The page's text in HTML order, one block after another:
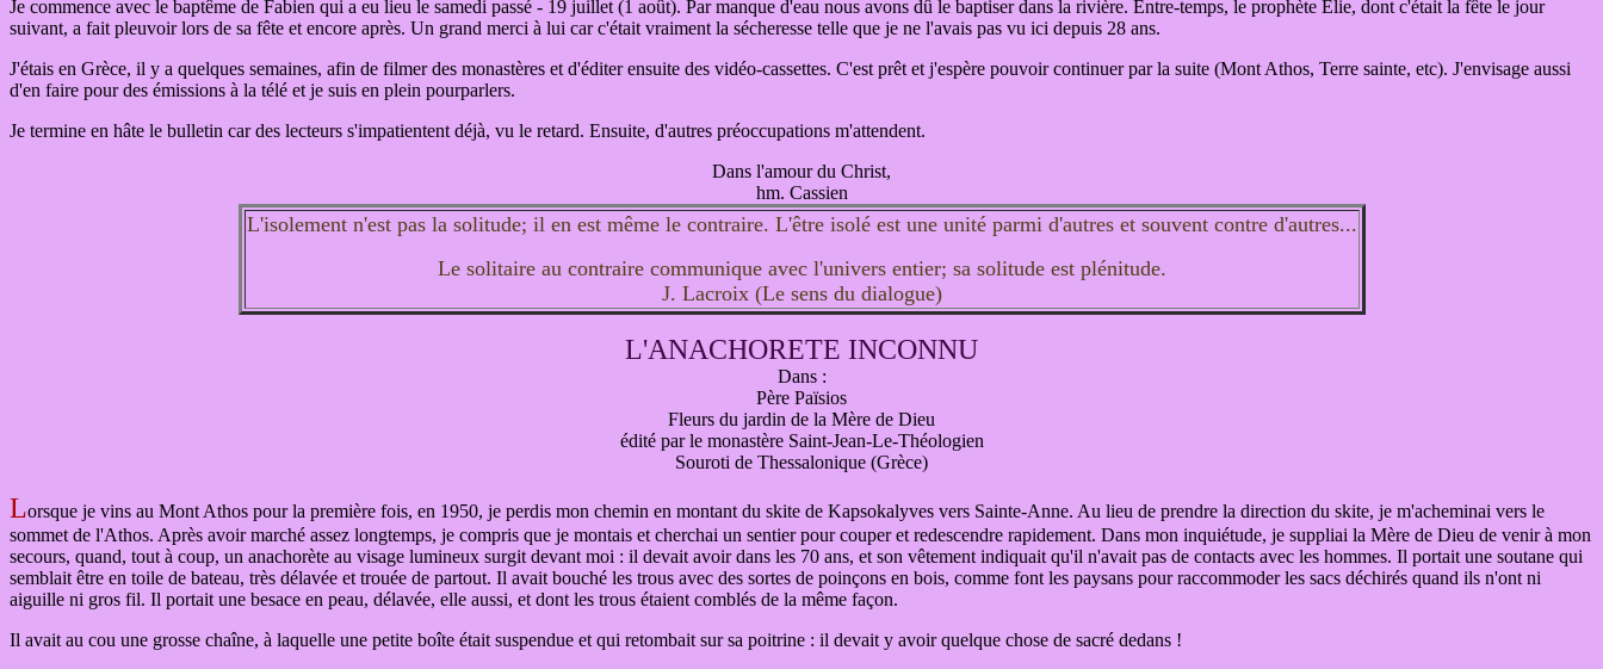
Je commence avec le baptême de Fabien qui a eu lieu le samedi passé - 19 juillet (1 août). Par manque d'eau nous avons dû le baptiser dans la rivière. Entre-temps, le prophète Elie, dont c'était la fête le jour
suivant, a fait pleuvoir lors de sa fête et encore après. Un grand merci à lui car c'était vraiment la sécheresse telle que je ne l'avais pas vu ici depuis 28 ans.
J'étais en Grèce, il y a quelques semaines, afin de filmer des monastères et d'éditer ensuite des vidéo-cassettes. C'est prêt et j'espère pouvoir continuer par la suite (Mont Athos, Terre sainte, etc). J'envisage aussi
d'en faire pour des émissions à la télé et je suis en plein pourparlers.
Je termine en hâte le bulletin car des lecteurs s'impatientent déjà, vu le retard. Ensuite, d'autres préoccupations m'attendent.
Dans l'amour du Christ,
hm. Cassien
L'isolement n'est pas la solitude; il en est même le contraire. L'être isolé est une unité parmi d'autres et souvent contre d'autres...
Le solitaire au contraire communique avec l'univers entier; sa solitude est plénitude.
J. Lacroix (Le sens du dialogue)
L'ANACHORETE INCONNU
Dans :
Père Païsios
Fleurs du jardin de la Mère de Dieu
édité par le monastère Saint-Jean-Le-Théologien
Souroti de Thessalonique (Grèce)
Lorsque je vins au Mont Athos pour la première fois, en 1950, je perdis mon chemin en montant du skite de Kapsokalyves vers Sainte-Anne. Au lieu de prendre la direction du skite, je m'acheminai vers le
sommet de l'Athos. Après avoir marché assez longtemps, je compris que je montais et cherchai un sentier pour couper et redescendre rapidement. Dans mon inquiétude, je suppliai la Mère de Dieu de venir à mon
secours, quand, tout à coup, un anachorète au visage lumineux surgit devant moi : il devait avoir dans les 70 ans, et son vêtement indiquait qu'il n'avait pas de contacts avec les hommes. Il portait une soutane qui
semblait être en toile de bateau, très délavée et trouée de partout. Il avait bouché les trous avec des sortes de poinçons en bois, comme font les paysans pour raccommoder les sacs déchirés quand ils n'ont ni
aiguille ni gros fil. Il portait une besace en peau, délavée, elle aussi, et dont les trous étaient comblés de la même façon.
Il avait au cou une grosse chaîne, à laquelle une petite boîte était suspendue et qui retombait sur sa poitrine : il devait y avoir quelque chose de sacré dedans !